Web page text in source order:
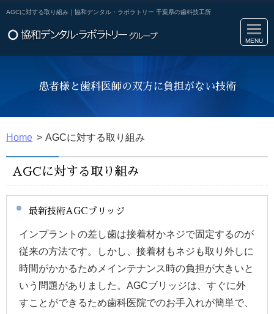
AGCに対する取り組み｜協和デンタル・ラボラトリー 千葉県の歯科技工所
患者様と歯科医師の双方に負担がない技術
Home AGCに対する取り組み
AGCに対する取り組み
最新技術AGCブリッジ
インプラントの差し歯は接着材かネジで固定するのが
従来の方法です。しかし、接着材もネジも取り外しに
時間がかかるためメインテナンス時の負担が大きいと
いう問題がありました。AGCブリッジは、すぐに外
すことができるため歯科医院でのお手入れが簡単で、